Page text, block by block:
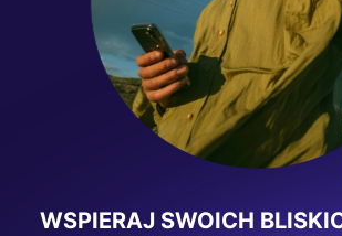
WSPIERAJ SWOICH